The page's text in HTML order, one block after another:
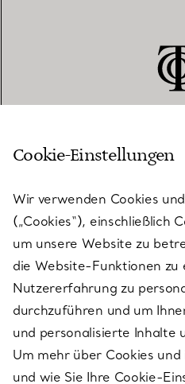
KUNDENSERVICE
SERVICES
ÜBER TIFFANY & CO.
RECHTLICHE HINWEISE
Cookie-Einstellungen
Wir verwenden Cookies
(„Cookies“), einschließlich
um unsere Website zu
die Website-Funktionen zu
Nutzererfahrung zu
durchzuführen und um
und personalisierte Inhalte
Um mehr über Cookies
und wie Sie Ihre Cookie-